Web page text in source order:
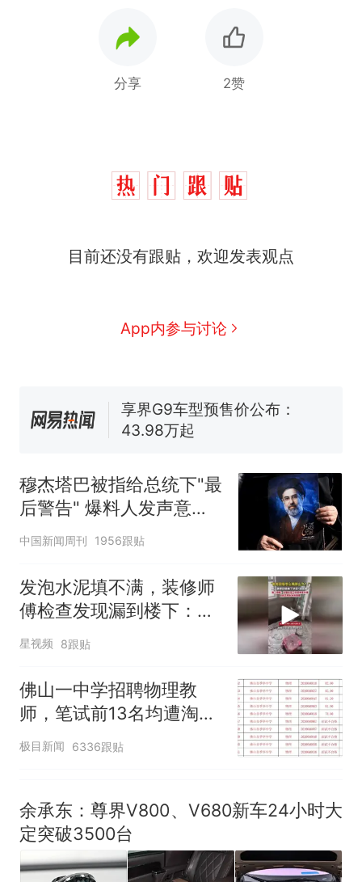
分享 2赞
目前还没有跟贴，欢迎发表观点
App内参与讨论
热
那个在床头放菜刀的女孩，
号，仅凭视频评出？中国烹饪
佛山一中学招聘物理教师，笔
试前13名均遭淘汰？教育局：
享界G9车型预售价公布：
43.98万起
因老师一句“跟我回家”改写了
人生
穆杰塔巴被指给总统下"最
后警告" 爆料人发声意味
深长
中国新闻周刊 1956跟贴
发泡水泥填不满，装修师
傅检查发现漏到楼下：出
风口未延伸到外墙
星视频 8跟贴
佛山一中学招聘物理教
师，笔试前13名均遭淘
汰？教育局：已叫停招
聘，成立调查组全面核查
极目新闻 6336跟贴
余承东：尊界V800、V680新车24小时大
定突破3500台